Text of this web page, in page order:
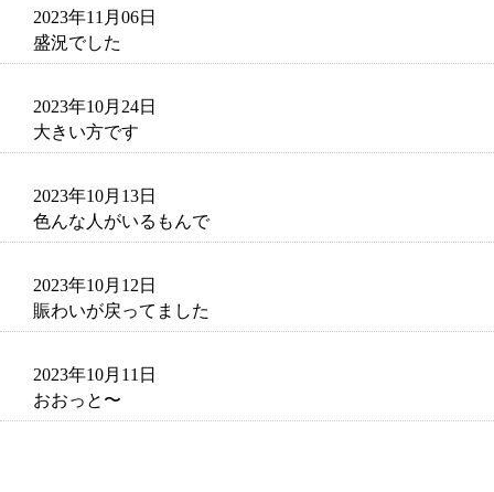
2023年11月06日
盛況でした
2023年10月24日
大きい方です
2023年10月13日
色んな人がいるもんで
2023年10月12日
賑わいが戻ってました
2023年10月11日
おおっと〜